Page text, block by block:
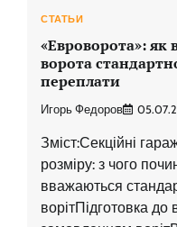
СТАТЬИ
«Евроворота»: як
ворота
переплати
Игорь Федоров
Зміст:Секційні
розміру: з чого
вважаються
ворітПідготовка